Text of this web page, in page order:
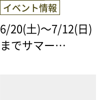
イベント情報
6/20(土)～7/12(日)
までサマー…